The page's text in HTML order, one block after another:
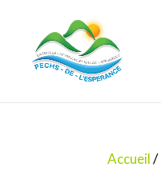
Accueil/